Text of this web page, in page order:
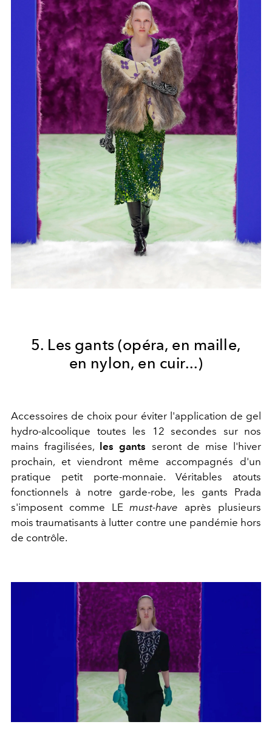
5. Les gants (opéra, en maille,
en nylon, en cuir...)
Accessoires de choix pour éviter l'application de gel
hydro-alcoolique toutes les 12 secondes sur nos
mains fragilisées,
les gants seront de mise l'hiver
prochain, et viendront même accompagnés d'un
pratique petit porte-monnaie. Véritables atouts
fonctionnels à notre garde-robe, les gants Prada
s'imposent comme LEmust-have après plusieurs
mois traumatisants à lutter contre une pandémie hors
de contrôle.